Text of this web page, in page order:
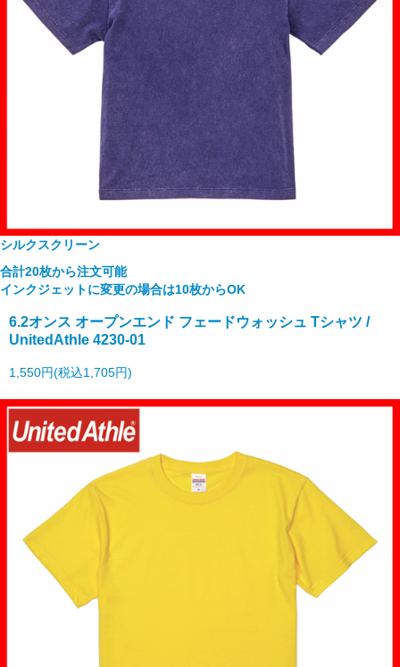
シルクスクリーン
合計20枚から注文可能
インクジェットに変更の場合は10枚からOK
6.2オンス オープンエンド フェードウォッシュ Tシャツ /
UnitedAthle 4230-01
1,550円(税込1,705円)